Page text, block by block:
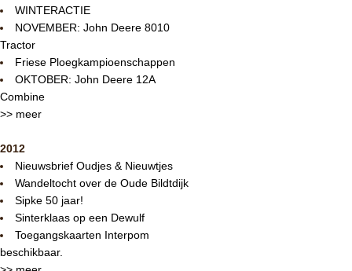
WINTERACTIE
NOVEMBER: John Deere 8010
Tractor
Friese Ploegkampioenschappen
OKTOBER: John Deere 12A
Combine
>> meer
2012
Nieuwsbrief Oudjes & Nieuwtjes
Wandeltocht over de Oude Bildtdijk
Sipke 50 jaar!
Sinterklaas op een Dewulf
Toegangskaarten Interpom
beschikbaar.